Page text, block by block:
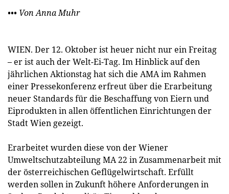
••• Von Anna Muhr
WIEN. Der 12. Oktober ist heuer nicht nur ein Freitag
– er ist auch der Welt-Ei-Tag. Im Hinblick auf den
jährlichen Aktionstag hat sich die AMA im Rahmen
einer Pressekonferenz erfreut über die Erarbeitung
neuer Standards für die Beschaffung von Eiern und
Eiprodukten in allen öffentlichen Einrichtungen der
Stadt Wien gezeigt.
Erarbeitet wurden diese von der Wiener
Umweltschutzabteilung MA 22 in Zusammenarbeit mit
der österreichischen Geflügelwirtschaft. Erfüllt
werden sollen in Zukunft höhere Anforderungen in